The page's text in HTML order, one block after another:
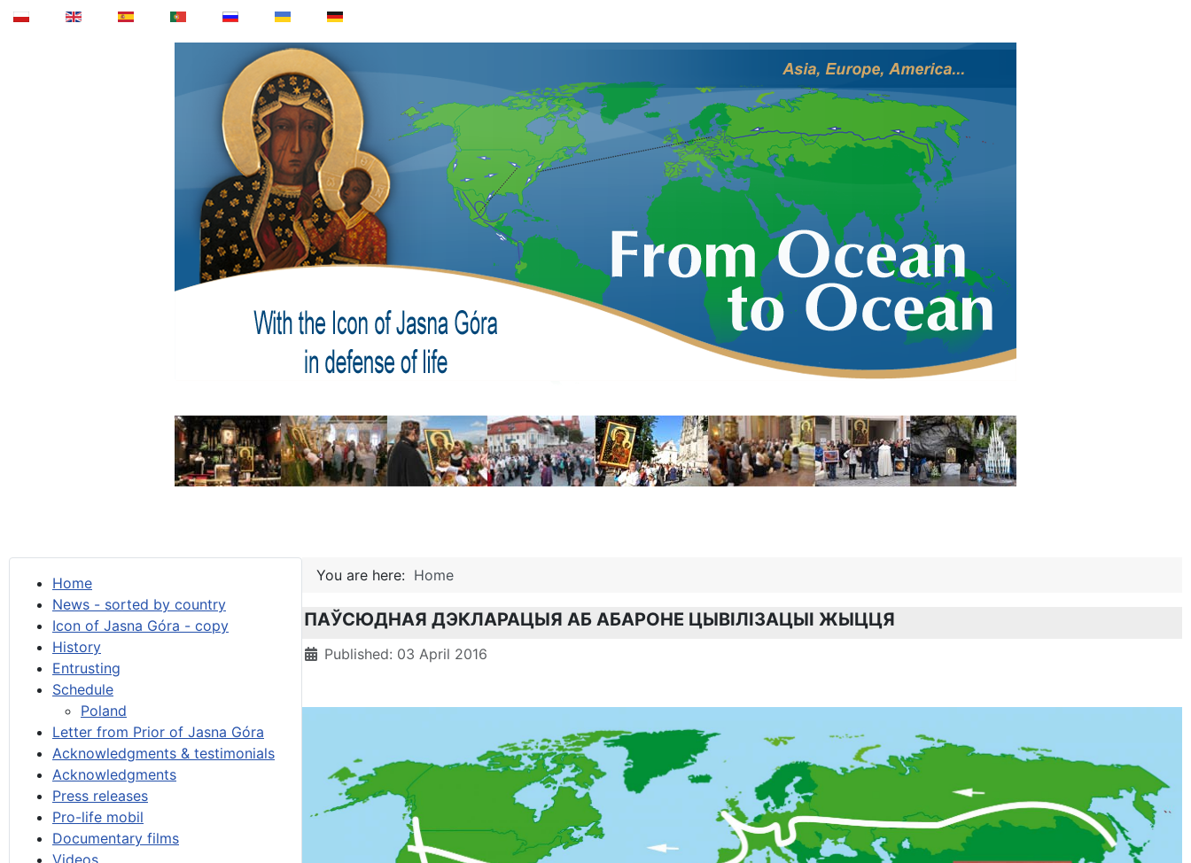
Home
News - sorted by country
Icon of Jasna Góra - copy
History
Entrusting
Schedule
Poland
Letter from Prior of Jasna Góra
Acknowledgments & testimonials
Acknowledgments
Press releases
Pro-life mobil
Documentary films
Videos
You are here: Home
ПАЎСЮДНАЯ ДЭКЛАРАЦЫЯ АБ АБАРОНЕ ЦЫВІЛІЗАЦЫІ ЖЫЦЦЯ
DetailsPublished: 03 April 2016